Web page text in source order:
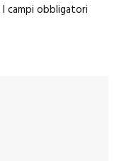
I campi obbligatori